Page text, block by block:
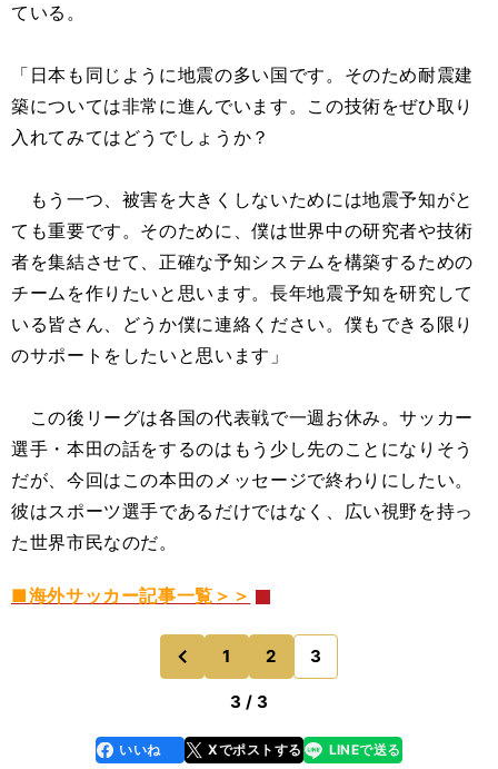
ている。
「日本も同じように地震の多い国です。そのため耐震建
築については非常に進んでいます。この技術をぜひ取り
入れてみてはどうでしょうか？
もう一つ、被害を大きくしないためには地震予知がと
ても重要です。そのために、僕は世界中の研究者や技術
者を集結させて、正確な予知システムを構築するための
チームを作りたいと思います。長年地震予知を研究して
いる皆さん、どうか僕に連絡ください。僕もできる限り
のサポートをしたいと思います」
この後リーグは各国の代表戦で一週お休み。サッカー
選手・本田の話をするのはもう少し先のことになりそう
だが、今回はこの本田のメッセージで終わりにしたい。
彼はスポーツ選手であるだけではなく、広い視野を持っ
た世界市民なのだ。
■海外サッカー記事一覧＞＞
前
のページへ
1 2 3
3 / 3
faceboo
k
いいね Xでポストする
line LINEで送る